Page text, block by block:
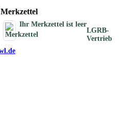
Merkzettel
Ihr Merkzettel ist leer
LGRB-
Vertrieb